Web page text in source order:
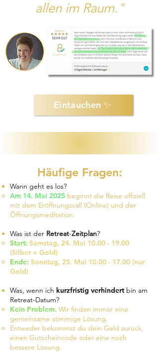
allen im Raum."
Eintauchen ✨
Häufige Fragen:
Wann geht es los?
Am 14. Mai 2025 beginnt die Reise offiziell
mit dem Eröffnungscall (Online) und der
Öffnungsmeditation.
Was ist der Retreat-Zeitplan?
​Start: Samstag, 24. Mai 10.00 - 19.00
(Silber + Gold)
Ende: Sonntag, 25. Mai 10.00 - 17.00 (nur
Gold)
Was, wenn ich kurzfristig verhindert bin am
Retreat-Datum?
Kein Problem. Wir finden immer eine
gemeinsame stimmige Lösung.
Entweder bekommst du dein Geld zurück,
einen Gutscheincode oder eine noch
bessere Lösung.